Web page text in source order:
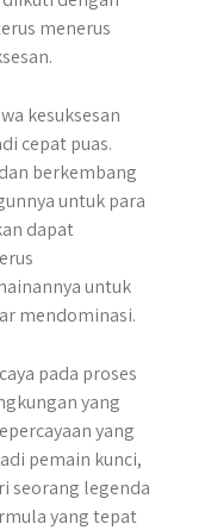
menerus
kesuksesan
cepat puas.
berkembang
untuk para
dapat
untuk
mendominasi.
pada proses
yang
yang
pemain kunci,
seorang legenda
yang tepat